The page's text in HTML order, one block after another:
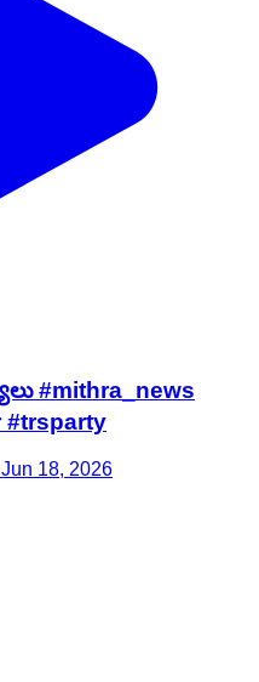
#mithra_news
#trsparty
18, 2026